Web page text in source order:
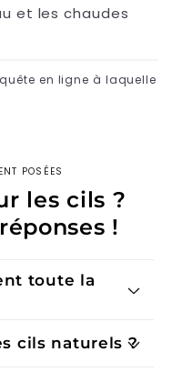
et les chaudes
en ligne à laquelle
POSÉES
les cils ?
!
toute la
cils naturels ?